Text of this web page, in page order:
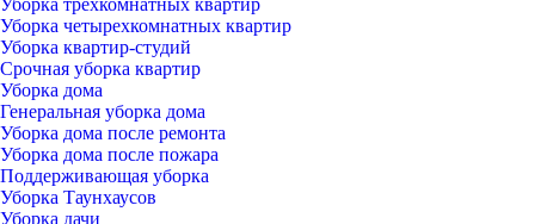
Уборка трехкомнатных квартир
Уборка четырехкомнатных квартир
Уборка квартир-студий
Срочная уборка квартир
Уборка дома
Генеральная уборка дома
Уборка дома после ремонта
Уборка дома после пожара
Поддерживающая уборка
Уборка Таунхаусов
Уборка дачи